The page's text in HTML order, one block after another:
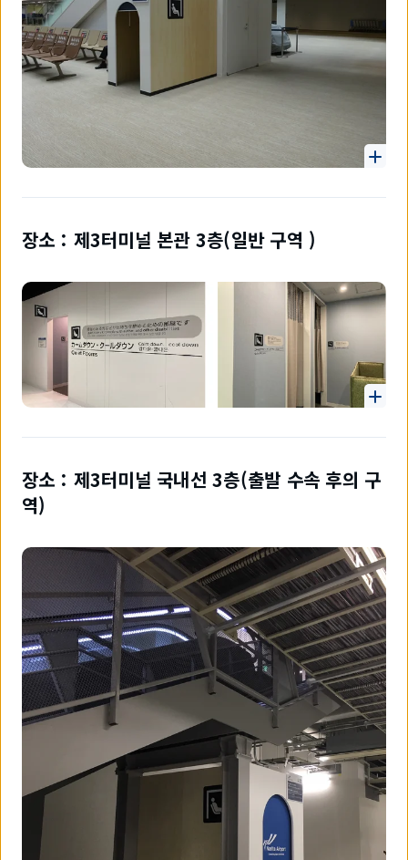
장소：제3터미널 본관 3층(일반 구역 )
장소：제3터미널 국내선 3층(출발 수속 후의 구
역)